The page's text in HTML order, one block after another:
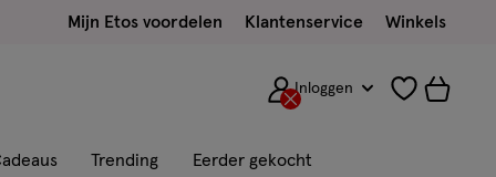
Mijn Etos voordelen Klantenservice Winkels
Inloggen
Trending Eerder gekocht